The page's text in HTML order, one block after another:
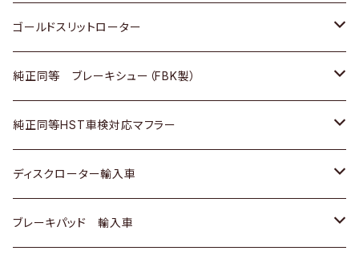
三菱ふそう
ＢＭＷ
三菱ふそう
その他
スバル
マツダ
三菱
スバル
三菱
ダイハツ
マツダ
三菱
スバル
日産
いすゞ
ダイハツ
マツダ
三菱
スズキ
日産
ダイハツ
マツダ
三菱
ホンダ
日産
いすゞ
ダイハツ
マツダ
トヨタ
ホンダ
スズキ
日産
ダイハツ
ゴールドスリットローター
トヨタ
ホンダ
スズキ
日産
純正同等 ブレーキシュー（FBK製）
ホンダ
スズキ
日産
純正同等HST車検対応マフラー
トヨタ
ホンダ
ディスクローター輸入車
ＡＵＤＩ
ブレーキパッド 輸入車